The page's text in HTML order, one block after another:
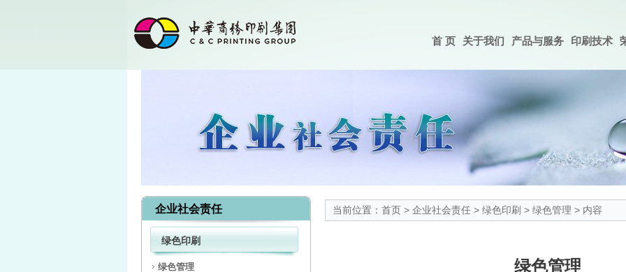
首 页 关于我们 产品与服务 印刷技术
企业社会责任
绿色印刷
绿色管理
当前位置： 首页 > 企业社会责任 > 绿色印刷 > 绿色管理 > 内容
绿色管理